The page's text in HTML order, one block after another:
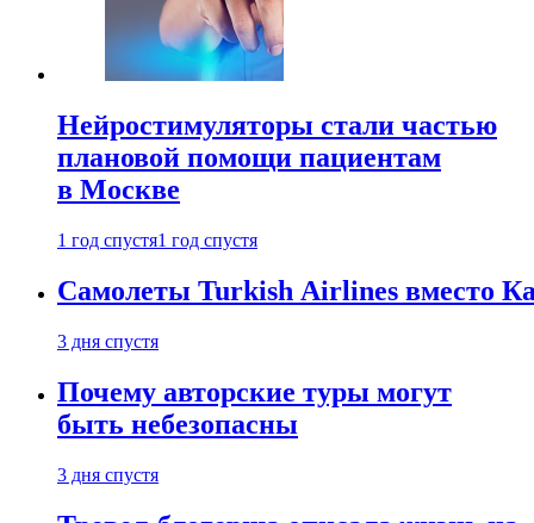
Нейростимуляторы стали частью
плановой помощи пациентам
в Москве
1 год спустя1 год спустя
Самолеты Turkish Airlines вместо
3 дня спустя
Почему авторские туры могут
быть небезопасны
3 дня спустя